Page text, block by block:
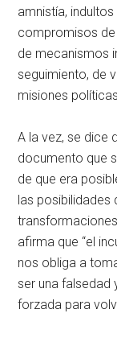
amnistía,
compromisos
de mecanismos
seguimiento, de
misiones
A la vez, se dice
documento que
de que era
las posibilidades
afirma que “el
nos obliga a
ser una falsedad
forzada para